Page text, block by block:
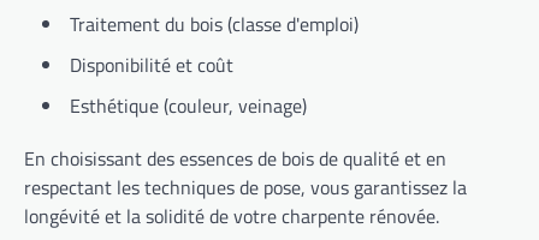
Traitement du bois (classe d'emploi)
Disponibilité et coût
Esthétique (couleur, veinage)
En choisissant des essences de bois de qualité et en
respectant les techniques de pose, vous garantissez la
longévité et la solidité de votre charpente rénovée.